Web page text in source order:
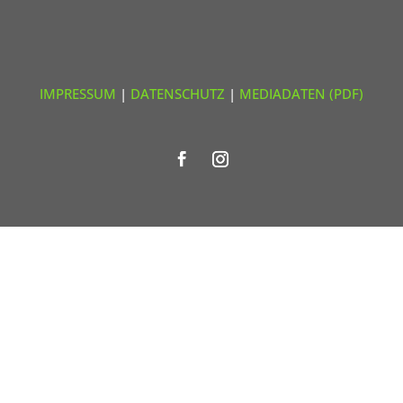
IMPRESSUM | DATENSCHUTZ | MEDIADATEN (PDF)